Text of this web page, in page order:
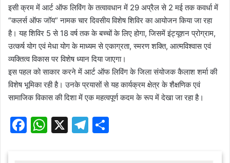
इसी क्रम में आर्ट ऑफ लिविंग के तत्वावधान में 29 अप्रैल से 2 मई तक कवर्धा में
“कलर्स ऑफ जॉय” नामक चार दिवसीय विशेष शिविर का आयोजन किया जा रहा
है। यह शिविर 5 से 18 वर्ष तक के बच्चों के लिए होगा, जिसमें इंट्यूशन प्रोग्राम,
उत्कर्ष योग एवं मेधा योग के माध्यम से एकाग्रता, स्मरण शक्ति, आत्मविश्वास एवं
व्यक्तित्व विकास पर विशेष ध्यान दिया जाएगा।
इस पहल को साकार करने में आर्ट ऑफ लिविंग के जिला संयोजक कैलाश शर्मा की
विशेष भूमिका रही है। उनके प्रयासों से यह कार्यक्रम क्षेत्र के शैक्षणिक एवं
सामाजिक विकास की दिशा में एक महत्वपूर्ण कदम के रूप में देखा जा रहा है।
F
W X
T